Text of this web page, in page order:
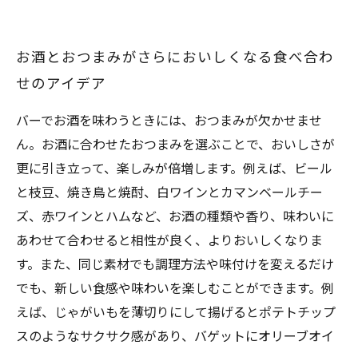
お酒とおつまみがさらにおいしくなる食べ合わ
せのアイデア
バーでお酒を味わうときには、おつまみが欠かせませ
ん。お酒に合わせたおつまみを選ぶことで、おいしさが
更に引き立って、楽しみが倍増します。例えば、ビール
と枝豆、焼き鳥と焼酎、白ワインとカマンベールチー
ズ、赤ワインとハムなど、お酒の種類や香り、味わいに
あわせて合わせると相性が良く、よりおいしくなりま
す。また、同じ素材でも調理方法や味付けを変えるだけ
でも、新しい食感や味わいを楽しむことができます。例
えば、じゃがいもを薄切りにして揚げるとポテトチップ
スのようなサクサク感があり、バゲットにオリーブオイ